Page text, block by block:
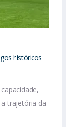
históricos
trajetória da